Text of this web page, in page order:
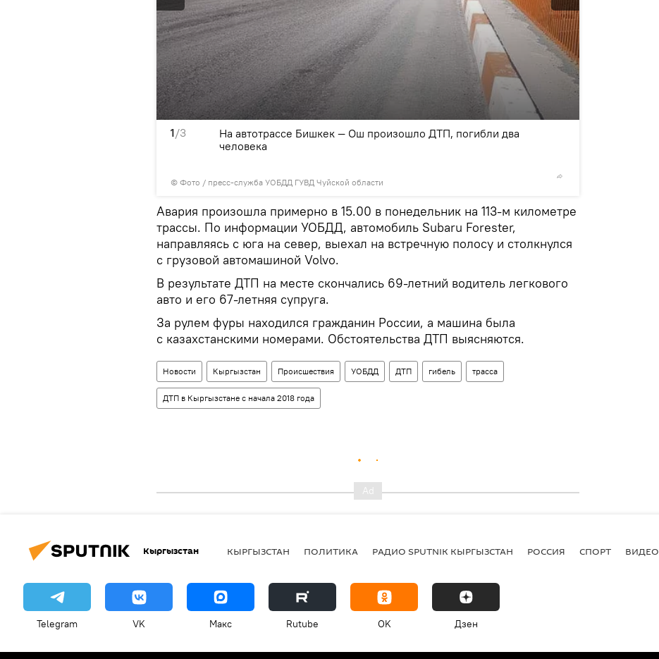
1/3
© Фото / пресс-служба УОБДД ГУВД Чуйской области
На автотрассе Бишкек — Ош произошло ДТП, погибли два
человека
Авария произошла примерно в 15.00 в понедельник на 113-м километре
трассы. По информации УОБДД, автомобиль Subaru Forester,
направляясь с юга на север, выехал на встречную полосу и столкнулся
с грузовой автомашиной Volvo.
В результате ДТП на месте скончались 69-летний водитель легкового
авто и его 67-летняя супруга.
За рулем фуры находился гражданин России, а машина была
с казахстанскими номерами. Обстоятельства ДТП выясняются.
Новости Кыргызстан Происшествия УОБДД ДТП гибель трасса
ДТП в Кыргызстане с начала 2018 года
Кыргызстан КЫРГЫЗСТАН ПОЛИТИКА РАДИО SPUTNIK КЫРГЫЗСТАН РОССИЯ СПОРТ ВИДЕО
Telegram VK Макс Rutube OK Дзен